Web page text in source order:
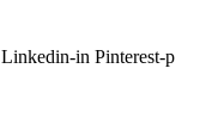
Linkedin-in Pinterest-p